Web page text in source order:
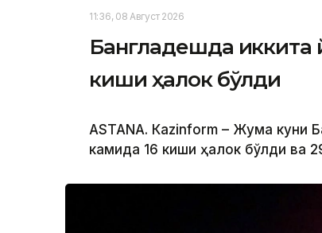
11:36, 08 Август 2026
Бангладешда иккита
киши ҳалок бўлди
ASTANА. Кazinform – Жума куни
камида 16 киши ҳалок бўлди ва